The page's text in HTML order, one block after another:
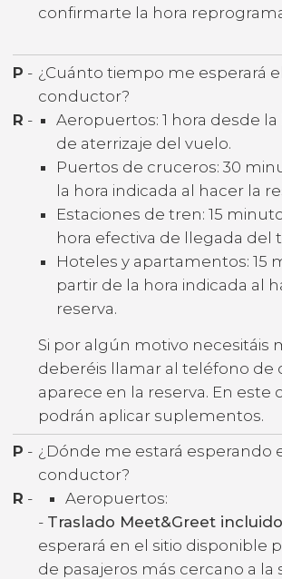
confirmarte la hora
P - ¿Cuánto tiempo me esperará el
conductor?
R -
Aeropuertos: 1 hora desde la
de aterrizaje del vuelo.
Puertos de cruceros: 30
la hora indicada al hacer la
Estaciones de tren: 15
hora efectiva de llegada del
Hoteles y apartamentos: 15
partir de la hora indicada al
reserva.
Si por algún motivo necesitáis
deberéis llamar al teléfono de
aparece en la reserva. En este
podrán aplicar suplementos.
P - ¿Dónde me estará esperando
conductor?
R -
Aeropuertos:
- Traslado Meet&Greet incluido
esperará en el sitio disponible
de pasajeros más cercano a la